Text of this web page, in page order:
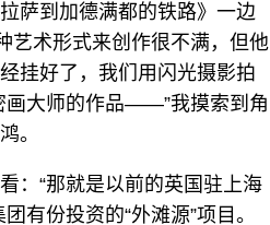
萨到加德满都的铁路》一边
艺术形式来创作很不满，但他
挂好了，我们用闪光摄影拍
画大师的作品——”我摸索到角
。
：“那就是以前的英国驻上海
有份投资的“外滩源”项目。